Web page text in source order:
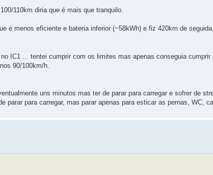
110km diria que é mais que tranquilo.
é menos eficiente e bateria inferior (~58kWh) e fiz 420km de
IC1 ... tentei cumprir com os limites mas apenas conseguia cumprir
90/100km/h.
uns minutos mas ter de parar para carregar e sofrer de
parar para carregar, mas parar apenas para esticar as pernas, WC,